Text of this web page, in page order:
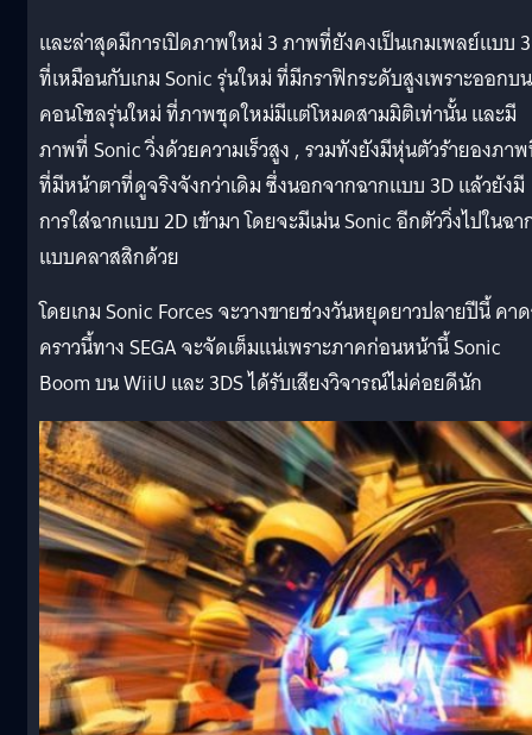
และล่าสุดมีการเปิดภาพใหม่ 3 ภาพที่ยังคงเป็นเกมเพลย์แบบ
ที่เหมือนกับเกม Sonic รุ่นใหม่ ที่มีกราฟิกระดับสูงเพราะออกบน
คอนโซลรุ่นใหม่ ที่ภาพชุดใหม่มีแต่โหมดสามมิติเท่านั้น และมี
ภาพที่ Sonic วิ่งด้วยความเร็วสูง , รวมทังยังมีหุ่นตัวร้ายองภา
ที่มีหน้าตาที่ดูจริงจังกว่าเดิม ซึ่งนอกจากฉากแบบ 3D แล้วยังมี
การใส่ฉากแบบ 2D เข้ามา โดยจะมีเม่น Sonic อีกตัววิ่งไปในฉา
แบบคลาสสิกด้วย
โดยเกม Sonic Forces จะวางขายช่วงวันหยุดยาวปลายปีนี้ คา
คราวนี้ทาง SEGA จะจัดเต็มแน่เพราะภาคก่อนหน้านี้ Sonic
Boom บน WiiU และ 3DS ได้รับเสียงวิจารณ์ไม่ค่อยดีนัก